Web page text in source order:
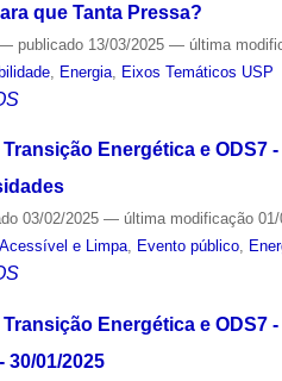
que Tanta Pressa?
publicado 13/03/2025— última
Energia Eixos Temáticos USP
Energética e
03/02/2025— última modificação
e Limpa, Evento público,
Energética e
30/01/2025